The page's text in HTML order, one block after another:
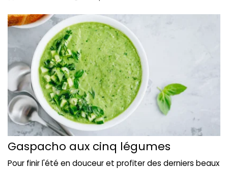
Gaspacho aux cinq légumes
Pour finir l'été en douceur et profiter des derniers beaux